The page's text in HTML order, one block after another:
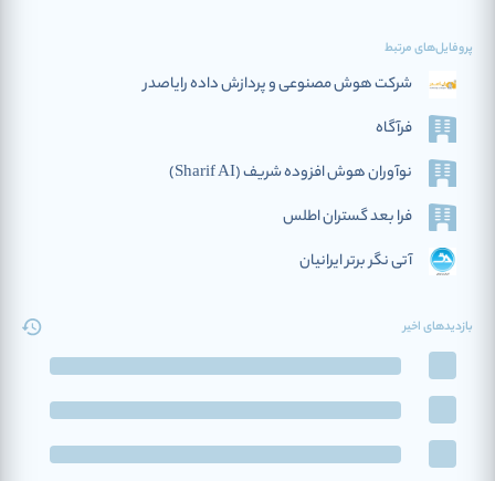
پروفایل‌های مرتبط
شرکت هوش مصنوعی و پردازش داده رایاصدر
فرآگاه
نوآوران هوش افزوده‌ شریف (Sharif AI)
فرا بعد گستران اطلس
آتی نگر برتر ایرانیان
بازدیدهای اخیر